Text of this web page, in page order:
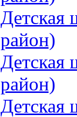
Детская
район)
Детская
район)
Детская